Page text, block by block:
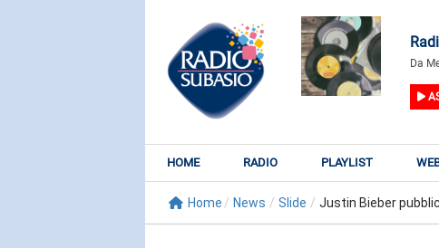
Da
HOME RADIO PLAYLIST
Home / News / Slide / Justin Bieber